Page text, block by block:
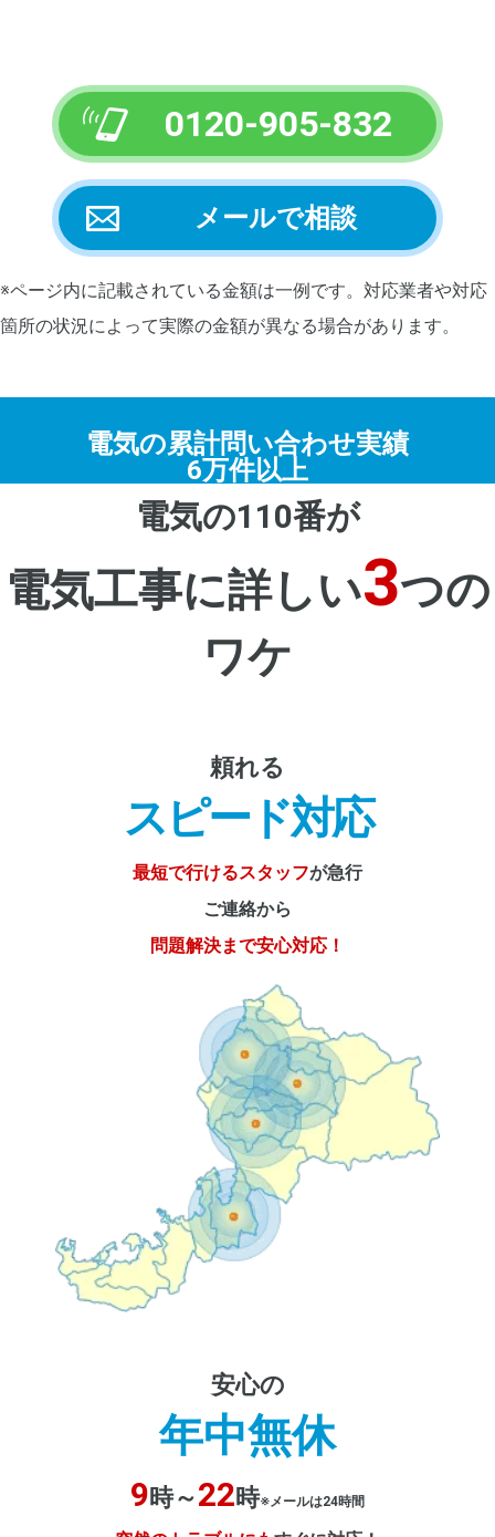
0120-905-832
メールで相談
※ページ内に記載されている金額は一例です。対応業者や対応
箇所の状況によって実際の金額が異なる場合があります。
電気の累計問い合わせ実績
6万件以上
電気の110番が
電気工事に詳しい3つの
ワケ
頼れる
スピード対応
最短で行けるスタッフが急行
ご連絡から
問題解決まで安心対応！
安心の
年中無休
9 時～22 時※メールは24時間